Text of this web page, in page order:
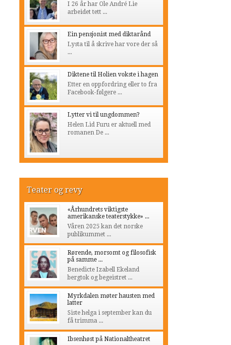
I 26 år har Ole André Lie
arbeidet tett ...
Ein pensjonist med diktarånd
Lysta til å skrive har vore der så
...
Diktene til Holien vokste i hagen
Etter en oppfordring eller to fra
Facebook-følgere ...
Lytter vi til ungdommen?
Helen Lid Furu er aktuell med
romanen De ...
Teater og revy
«Århundrets viktigste
amerikanske teaterstykke» ...
Våren 2025 kan det norske
publikummet ...
Rørende, morsomt og filosofisk
på samme ...
Benedicte Izabell Ekeland
bergtok og begeistret ...
Myrkdalen møter hausten med
latter
Siste helga i september kan du
få trimma ...
Ibsenhøst på Nationaltheatret